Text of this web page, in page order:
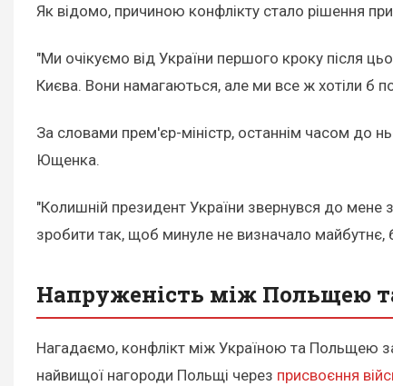
Як відомо, причиною конфлікту стало рішення
"Ми очікуємо від України першого кроку після
Києва. Вони намагаються, але ми все ж хотіли б
За словами прем'єр-міністр, останнім часом до
Ющенка.
"Колишній президент України звернувся до
зробити так, щоб минуле не визначало
Напруженість між Польщею
Нагадаємо, конфлікт між Україною та Польщею
найвищої нагороди Польщі через присвоєння